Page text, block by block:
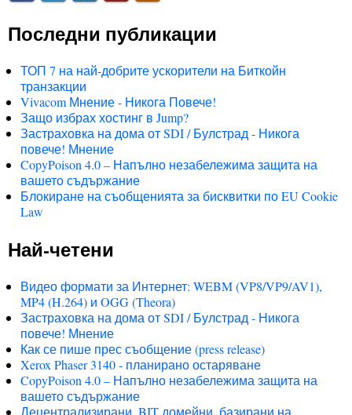
Последни публикации
ТОП 7 на най-добрите ускорители на Биткойн
транзакции
Vivacom Мнение - Никога Повече!
Защо избрах хостинг в Jump?
Застраховка на дома от SDI / Булстрад - Никога
повече! Мнение
CopyPoison 4.0 – Напълно незабележима защита на
вашето съдържание
Блокиране на съобщенията за бисквитки по EU Cookie
Law
Най-четени
Видео формати за Интернет: WEBM (VP8/VP9/AV1),
MP4 (H.264) и OGG (Theora)
Застраховка на дома от SDI / Булстрад - Никога
повече! Мнение
Как се пише прес съобщение (press release)
Xerox Phaser 3140 - планирано остаряване
CopyPoison 4.0 – Напълно незабележима защита на
вашето съдържание
Децентрализирани .BIT домейни, базирани на